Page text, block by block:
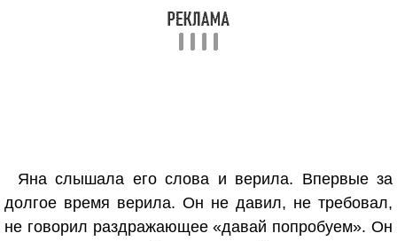
Яна слышала его слова и верила. Впервые за
долгое время верила. Он не давил, не требовал,
не говорил раздражающее «давай попробуем». Он